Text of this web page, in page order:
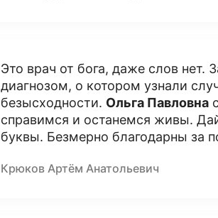
Это врач от бога, даже слов
диагнозом, о котором узнали
безысходности. Ольга Павловна
справимся и останемся живы.
буквы. Безмерно благодарны за
Крюков Артём Анатольевич